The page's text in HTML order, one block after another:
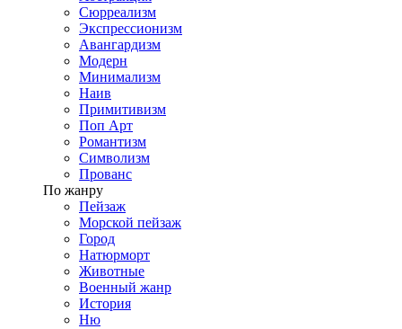
Сюрреализм
Экспрессионизм
Авангардизм
Модерн
Минимализм
Наив
Примитивизм
Поп Арт
Романтизм
Символизм
Прованс
По жанру
Пейзаж
Морской пейзаж
Город
Натюрморт
Животные
Военный жанр
История
Ню